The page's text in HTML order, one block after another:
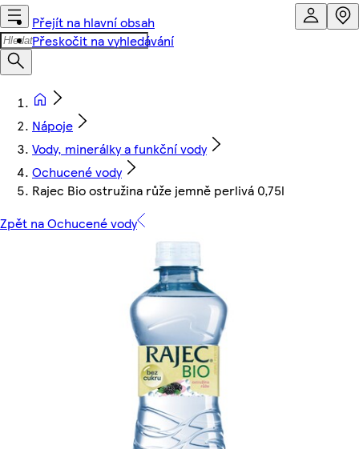
Přejít na hlavní obsah
Přeskočit na vyhledávání
Nápoje
Vody, minerálky a funkční vody
Ochucené vody
Rajec Bio ostružina růže jemně perlivá 0,75l
Zpět na Ochucené vody